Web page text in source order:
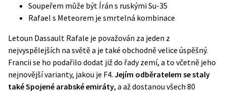
Soupeřem může být Írán s ruskými Su-35
Rafael s Meteorem je smrtelná kombinace
Letoun Dassault Rafale je považován za jeden z
nejvyspělejších na světě a je také obchodně velice úspěšný.
Francii se ho podařilo dodat již do řady zemí, a to včetně jeho
nejnovější varianty, jakou je F4. Jejím odběratelem se staly
také Spojené arabské emiráty, a až dostanou všech 80